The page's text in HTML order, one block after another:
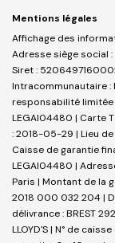
Mentions légales
Affichage des
Adresse siège social :
Siret :
Intracommunautaire :
responsabilité limitée
LEGAI04480 | Carte
: 2018-05-29 | Lieu de
Caisse de garantie
LEGAI04480 |
Paris | Montant de la
2018 000 032 204 |
délivrance : BREST
LLOYD'S | N° de